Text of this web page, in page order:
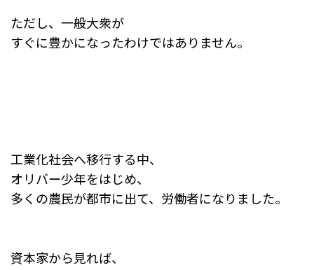
ただし、一般大衆が
すぐに豊かになったわけではありません。
工業化社会へ移行する中、
オリバー少年をはじめ、
多くの農民が都市に出て、労働者になりました。
資本家から見れば、